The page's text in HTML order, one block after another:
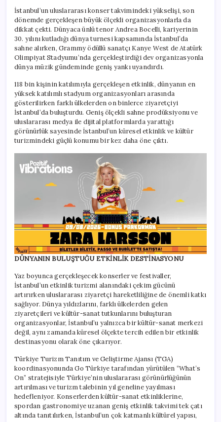
İstanbul’un uluslararası konser takvimindeki yükselişi, son
dönemde gerçekleşen büyük ölçekli organizasyonlarla da
dikkat çekti. Dünyaca ünlü tenor Andrea Bocelli, kariyerinin
30. yılını kutladığı dünya turnesi kapsamında İstanbul’da
sahne alırken, Grammy ödüllü sanatçı Kanye West de Atatürk
Olimpiyat Stadyumu’nda gerçekleştirdiği dev organizasyonla
dünya müzik gündeminde geniş yankı uyandırdı.
118 bin kişinin katılımıyla gerçekleşen etkinlik, dünyanın en
yüksek katılımlı stadyum organizasyonları arasında
gösterilirken farklı ülkelerden on binlerce ziyaretçiyi
İstanbul’da buluşturdu. Geniş ölçekli sahne prodüksiyonu ve
uluslararası medya ile dijital platformlarda yarattığı
görünürlük sayesinde İstanbul’un küresel etkinlik ve kültür
turizmindeki güçlü konumu bir kez daha öne çıktı.
DÜNYANIN BULUŞTUĞU ETKİNLİK DESTİNASYONU
Yaz boyunca gerçekleşecek konserler ve festivaller,
İstanbul’un etkinlik turizmi alanındaki çekim gücünü
artırırken uluslararası ziyaretçi hareketliliğine de önemli katkı
sağlıyor. Dünya yıldızlarını, farklı ülkelerden gelen
ziyaretçileri ve kültür-sanat tutkunlarını buluşturan
organizasyonlar, İstanbul’u yalnızca bir kültür-sanat merkezi
değil, aynı zamanda küresel ölçekte tercih edilen bir etkinlik
destinasyonu olarak öne çıkarıyor.
Türkiye Turizm Tanıtım ve Geliştirme Ajansı (TGA)
koordinasyonunda Go Türkiye tarafından yürütülen “What’s
On” stratejisiyle Türkiye’nin uluslararası görünürlüğünün
artırılması ve turizm talebinin yıl geneline yayılması
hedefleniyor. Konserlerden kültür-sanat etkinliklerine,
spordan gastronomiye uzanan geniş etkinlik takvimi tek çatı
altında tanıtılırken, İstanbul’un çok katmanlı kültürel yapısı,